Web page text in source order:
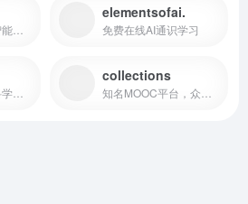
elementsofai.
免费在线AI通识学习
collections